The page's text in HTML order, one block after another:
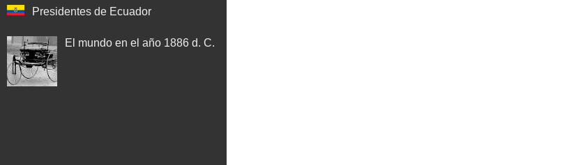
Presidentes de Ecuador
El mundo en el año 1886 d. C.